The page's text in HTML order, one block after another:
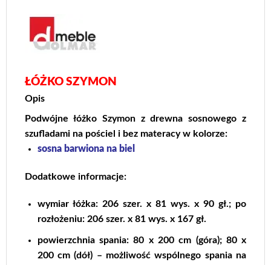
ŁÓŻKO SZYMON
Opis
Podwójne łóżko Szymon z drewna sosnowego z
szufladami na pościel i bez materacy w kolorze:
sosna barwiona na biel
Dodatkowe informacje:
wymiar łóżka: 206 szer. x 81 wys. x 90 gł.; po
rozłożeniu: 206 szer. x 81 wys. x 167 gł.
powierzchnia spania: 80 x 200 cm (góra); 80 x
200 cm (dół) – możliwość wspólnego spania na